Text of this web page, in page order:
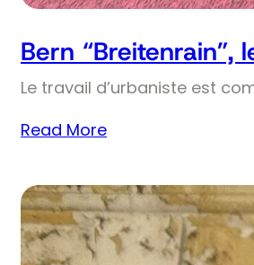
Bern
Le travail d’urbaniste est
Read More